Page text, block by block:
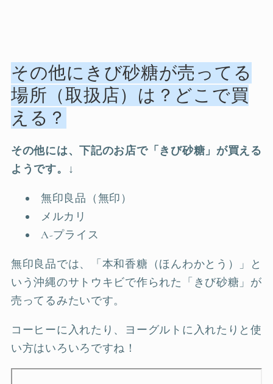
その他にきび砂糖が売ってる
場所（取扱店）は？どこで買
える？
その他には、下記のお店で「きび砂糖」が買える
ようです。↓
無印良品（無印）
メルカリ
A-プライス
無印良品では、「本和香糖（ほんわかとう）」と
いう沖縄のサトウキビで作られた「きび砂糖」が
売ってるみたいです。
コーヒーに入れたり、ヨーグルトに入れたりと使
い方はいろいろですね！